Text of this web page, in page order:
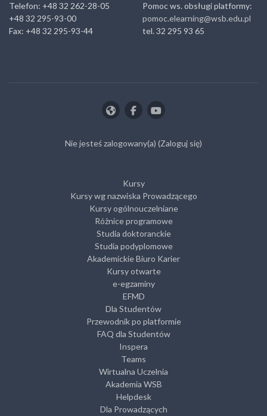
Telefon: +48 32 262-28-05
+48 32 295-93-00
Fax: +48 32 295-93-44
Pomoc ws. obsługi platformy:
pomoc.elearning@wsb.edu.pl
tel. 32 295 93 65
Nie jesteś zalogowany(a) (Zaloguj się)
Kursy
Kursy wg nazwiska Prowadzącego
Kursy ogólnouczelniane
Różnice programowe
Studia doktoranckie
Studia podyplomowe
Akademickie Biuro Karier
Kursy otwarte
e-egzaminy
EFMD
Dla Studentów
Przewodnik po platformie
FAQ dla Studentów
Inspera
Teams
Wirtualna Uczelnia
Akademia WSB
Helpdesk
Dla Prowadzących